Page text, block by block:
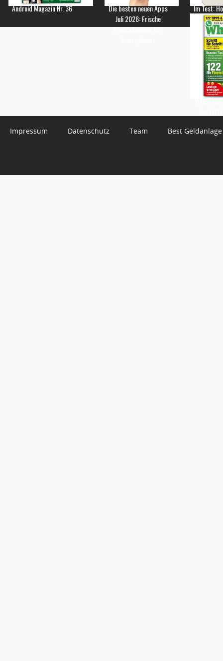
Android Magazin Nr. 36
Die besten neuen Apps
Juli 2026: Frische
Empfehlungen für
Im Test:
Impressum Datenschutz Team Best Geldanlage